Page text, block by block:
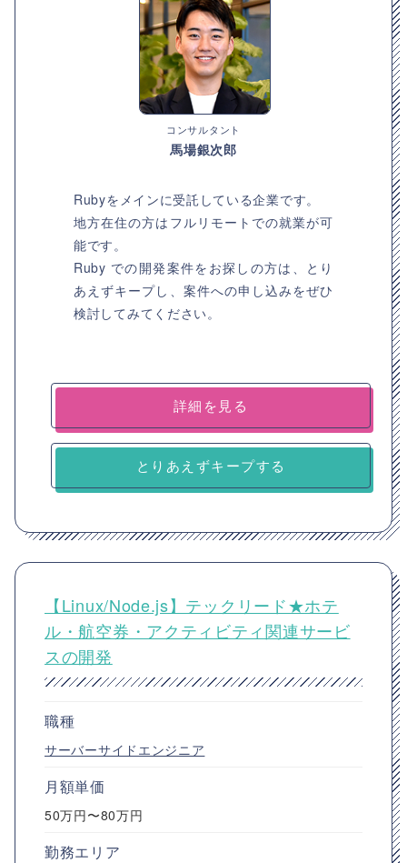
コンサルタント
馬場銀次郎
Rubyをメインに受託している企業です。
地方在住の方はフルリモートでの就業が可
能です。
Ruby での開発案件をお探しの方は、とり
あえずキープし、案件への申し込みをぜひ
検討してみてください。
詳細を見る
とりあえずキープする
【Linux/Node.js】テックリード★ホテ
ル・航空券・アクティビティ関連サービ
スの開発
職種
サーバーサイドエンジニア
月額単価
50万円〜80万円
勤務エリア